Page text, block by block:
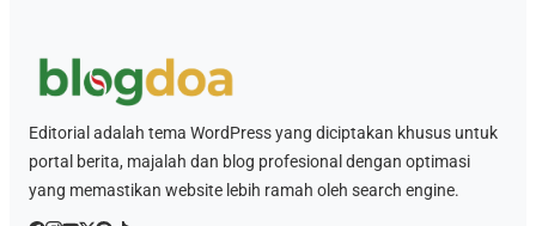
Editorial adalah tema WordPress yang diciptakan khusus untuk
portal berita, majalah dan blog profesional dengan optimasi
yang memastikan website lebih ramah oleh search engine.